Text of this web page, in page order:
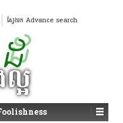
ស្វែងរក Advance search